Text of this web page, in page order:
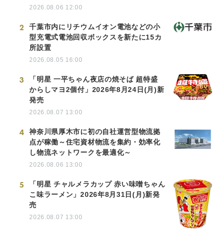
2026.08.06 12:00
2
千葉市内にリチウムイオン電池などの小
型充電式電池回収ボックスを新たに15カ
所設置
2026.08.05 16:00
3
「明星 一平ちゃん夜店の焼そば 超特盛
からしマヨ2個付」2026年8月24日(月)新
発売
2026.08.07 13:00
4
神奈川県厚木市に初の自社運営型物流拠
点が稼働～住宅資材物流を集約・効率化
し物流ネットワークを最適化～
2026.08.06 13:00
5
「明星 チャルメラカップ 赤い味噌ちゃん
こ味ラーメン」2026年8月31日(月)新発
売
2026.08.07 13:00